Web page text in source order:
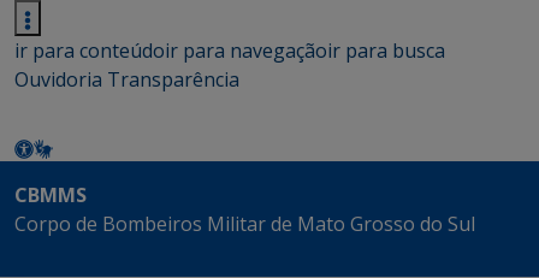
ir para conteúdoir para navegaçãoir para busca
Ouvidoria Transparência
CBMMS
Corpo de Bombeiros Militar de Mato Grosso do Sul